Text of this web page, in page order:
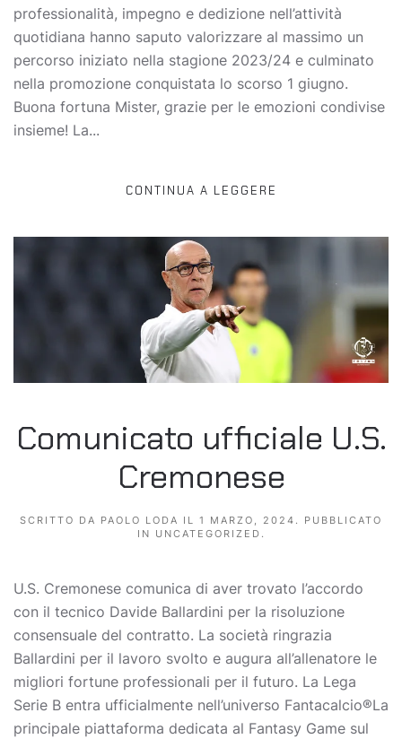
professionalità, impegno e dedizione nell’attività
quotidiana hanno saputo valorizzare al massimo un
percorso iniziato nella stagione 2023/24 e culminato
nella promozione conquistata lo scorso 1 giugno.
Buona fortuna Mister, grazie per le emozioni condivise
insieme! La...
CONTINUA A LEGGERE
Comunicato ufficiale U.S.
Cremonese
SCRITTO DA PAOLO LODA IL 1 MARZO, 2024 . PUBBLICATO
IN UNCATEGORIZED .
U.S. Cremonese comunica di aver trovato l’accordo
con il tecnico Davide Ballardini per la risoluzione
consensuale del contratto. La società ringrazia
Ballardini per il lavoro svolto e augura all’allenatore le
migliori fortune professionali per il futuro. La Lega
Serie B entra ufficialmente nell’universo Fantacalcio®La
principale piattaforma dedicata al Fantasy Game sul